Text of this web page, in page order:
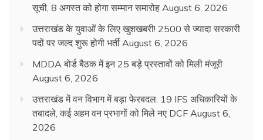
सूची, 8 अगस्त को होगा सम्मान समारोह August 6, 2026
उत्तराखंड के युवाओं के लिए खुशखबरी! 2500 से ज्यादा सरकारी
पदों पर जल्द शुरू होगी भर्ती August 6, 2026
MDDA बोर्ड बैठक में इन 25 बड़े प्रस्तावों को मिली मंजूरी
August 6, 2026
उत्तराखंड में वन विभाग में बड़ा फेरबदल: 19 IFS अधिकारियों के
तबादले, कई अहम वन प्रभागों को मिले नए DCF August 6,
2026